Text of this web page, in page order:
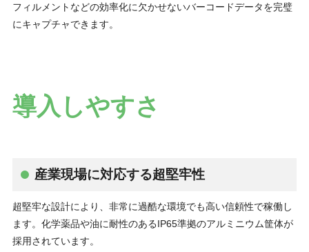
フィルメントなどの効率化に欠かせないバーコードデータを完璧
にキャプチャできます。
導入しやすさ
産業現場に対応する超堅牢性
超堅牢な設計により、非常に過酷な環境でも高い信頼性で稼働し
ます。化学薬品や油に耐性のあるIP65準拠のアルミニウム筐体が
採用されています。